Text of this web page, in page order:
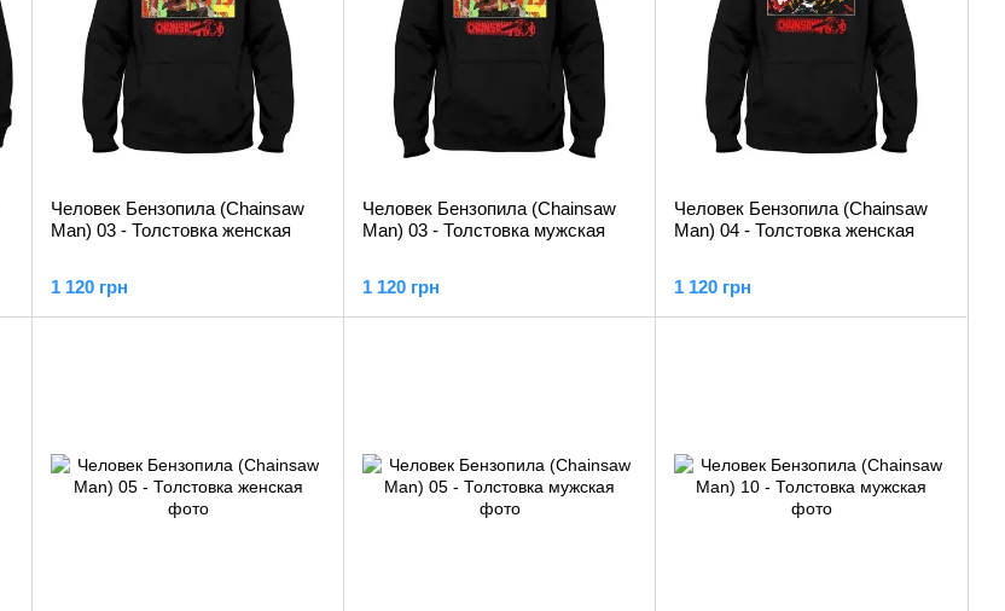
Человек Бензопила (Chainsaw
Man) 03 - Толстовка женская
1 120 грн
Человек Бензопила (Chainsaw
Man) 03 - Толстовка мужская
1 120 грн
Человек Бензопила (Chainsaw
Man) 04 - Толстовка женская
1 120 грн